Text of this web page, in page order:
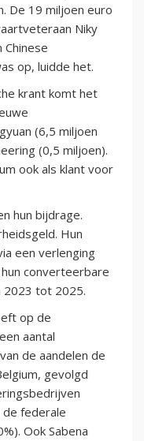
De 19 miljoen euro
Niky
op, luidde het.
krant komt het
(6,5 miljoen
(0,5 miljoen).
ook als klant voor
hun bijdrage.
Hun
een verlenging
converteerbare
2023 tot 2025.
op de
aantal
de aandelen de
gevolgd
de federale
Ook Sabena